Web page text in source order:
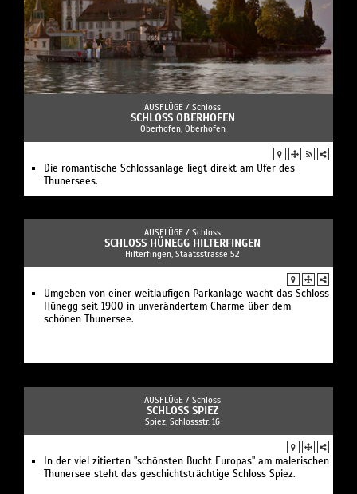
AUSFLÜGE / Schloss
SCHLOSS OBERHOFEN
Oberhofen, Oberhofen
Die romantische Schlossanlage liegt direkt am Ufer des
Thunersees.
AUSFLÜGE / Schloss
SCHLOSS HÜNEGG HILTERFINGEN
Hilterfingen, Staatsstrasse 52
Umgeben von einer weitläufigen Parkanlage wacht das Schloss
Hünegg seit 1900 in unverändertem Charme über dem
schönen Thunersee.
AUSFLÜGE / Schloss
SCHLOSS SPIEZ
Spiez, Schlossstr. 16
In der viel zitierten "schönsten Bucht Europas" am malerischen
Thunersee steht das geschichtsträchtige Schloss Spiez.